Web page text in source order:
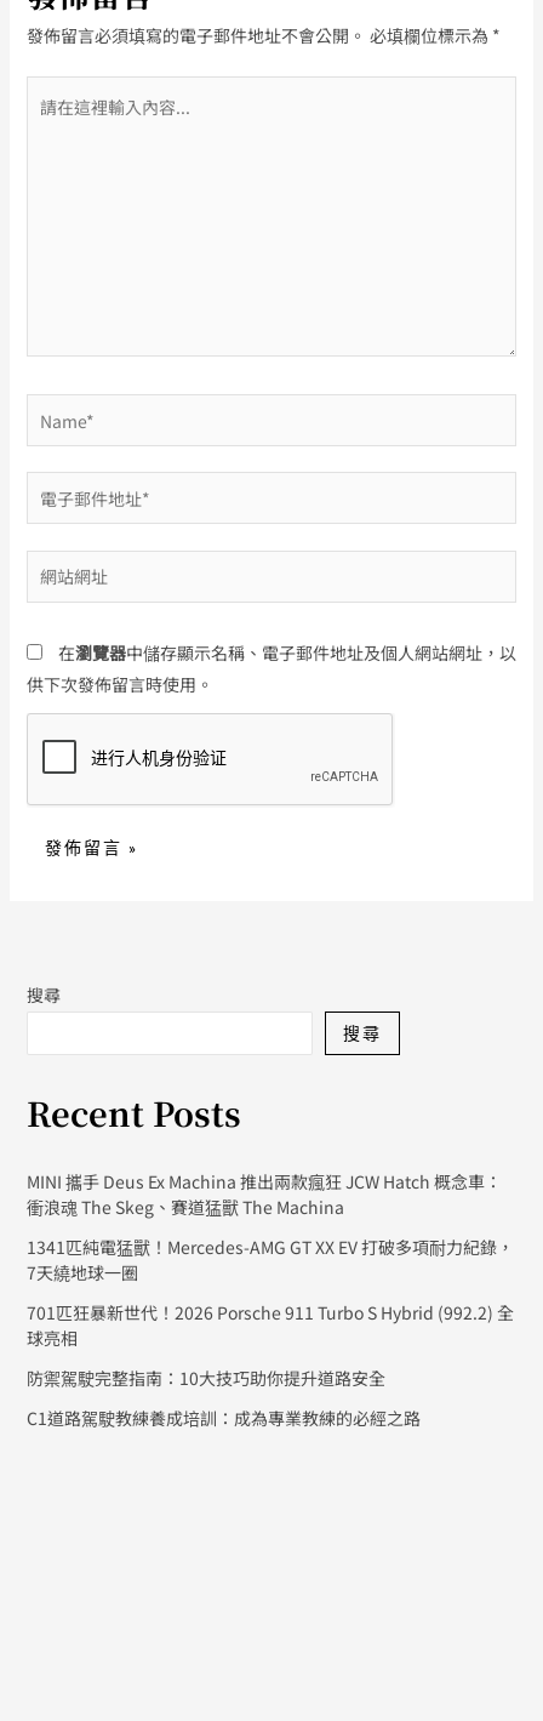
發佈留言必須填寫的電子郵件地址不會公開。 必填欄位標示為 *
在
Name*
子
郵
件
址
*
站
址
在瀏覽器中儲存顯示名稱、電子郵件地址及個人網站網址，以
供下次發佈留言時使用。
搜尋
搜尋
Recent Posts
MINI 攜手 Deus Ex Machina 推出兩款瘋狂 JCW Hatch 概念車：
衝浪魂 The Skeg、賽道猛獸 The Machina
1341匹純電猛獸！Mercedes-AMG GT XX EV 打破多項耐力紀錄，
7天繞地球一圈
701匹狂暴新世代！2026 Porsche 911 Turbo S Hybrid (992.2) 全
球亮相
防禦駕駛完整指南：10大技巧助你提升道路安全
C1道路駕駛教練養成培訓：成為專業教練的必經之路